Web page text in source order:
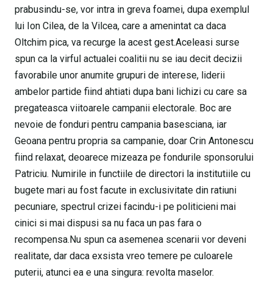
prabusindu-se, vor intra in greva foamei, dupa exemplul
lui Ion Cilea, de la Vilcea, care a amenintat ca daca
Oltchim pica, va recurge la acest gest.Aceleasi surse
spun ca la virful actualei coalitii nu se iau decit decizii
favorabile unor anumite grupuri de interese, liderii
ambelor partide fiind ahtiati dupa bani lichizi cu care sa
pregateasca viitoarele campanii electorale. Boc are
nevoie de fonduri pentru campania basesciana, iar
Geoana pentru propria sa campanie, doar Crin Antonescu
fiind relaxat, deoarece mizeaza pe fondurile sponsorului
Patriciu. Numirile in functiile de directori la institutiile cu
bugete mari au fost facute in exclusivitate din ratiuni
pecuniare, spectrul crizei facindu-i pe politicieni mai
cinici si mai dispusi sa nu faca un pas fara o
recompensa.Nu spun ca asemenea scenarii vor deveni
realitate, dar daca exsista vreo temere pe culoarele
puterii, atunci ea e una singura: revolta maselor.